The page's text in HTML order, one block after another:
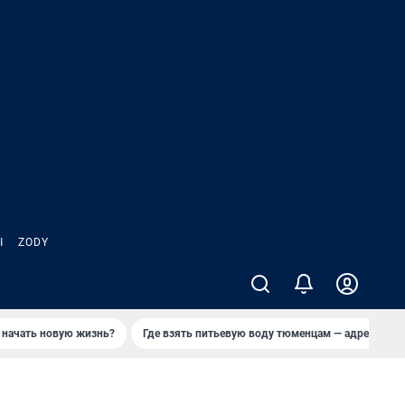
ZODY
начать новую жизнь? Где взять питьевую воду тюменцам — адреса